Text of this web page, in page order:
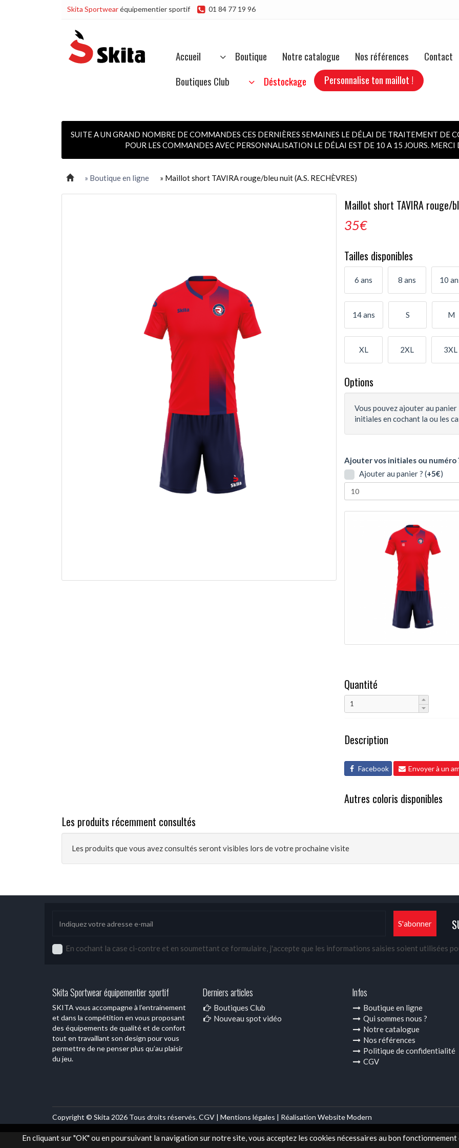
En cliquant sur "OK" ou en poursuivant la navigation sur notre site, vous acceptez les cookies nécessaires au bon
Skita Sportwearéquipementier sportif 01 84 77 19 96
Accueil Boutique Notre catalogue Nos références
Contact
Boutiques Club
Déstockage Personnalise ton maillot !
SUITE A UN GRAND NOMBRE DE COMMANDES CES DERNIÈRES SEMAINES LE DÉLAI DE TRAITEMENT DE
POUR LES COMMANDES AVEC PERSONNALISATION LE DÉLAI EST DE 10 A 15 JOURS.
» Boutique en ligne » Maillot short TAVIRA rouge/bleu nuit (A.S. RECHÈVRES)
Maillot short TAVIRA rouge/
35€
Tailles disponibles
6 ans 8 ans 10
14 ans S M
XL 2XL 3XL
Options
Vous pouvez ajouter au
initiales en cochant la ou les
Ajouter vos initiales ou numéro
Ajouter au panier ? (+5€)
Quantité
Description
Facebook Envoyer à un
Autres coloris disponibles
Les produits récemment consultés
Les produits que vous avez consultés seront visibles lors de votre prochaine visite
En cochant la case ci-contre et en soumettant ce formulaire, j'accepte que les informations saisies soient utilisées
Skita Sportwear équipementier sportif
SKITA vous accompagne à l’entrainement
et dans la compétition en vous proposant
des équipements de qualité et de confort
tout en travaillant son design pour vous
permettre de ne penser plus qu’au plaisir
du jeu.
Derniers articles
Boutiques Club
Nouveau spot vidéo
Infos
Boutique en ligne
Qui sommes nous ?
Notre catalogue
Nos références
Politique de confidentialité
CGV
Copyright © Skita 2026 Tous droits réservés.CGV | Mentions légales | Réalisation Website Modern